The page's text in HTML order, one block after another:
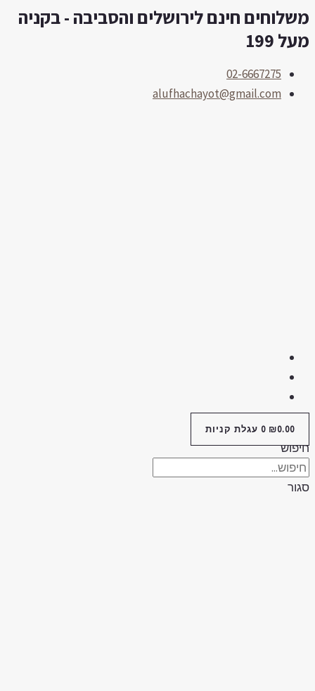
חינם לירושלים והסביבה - בקניה
199
02-6667275
alufhachayot@gmail.com
₪0.00
0 עגלת קניות